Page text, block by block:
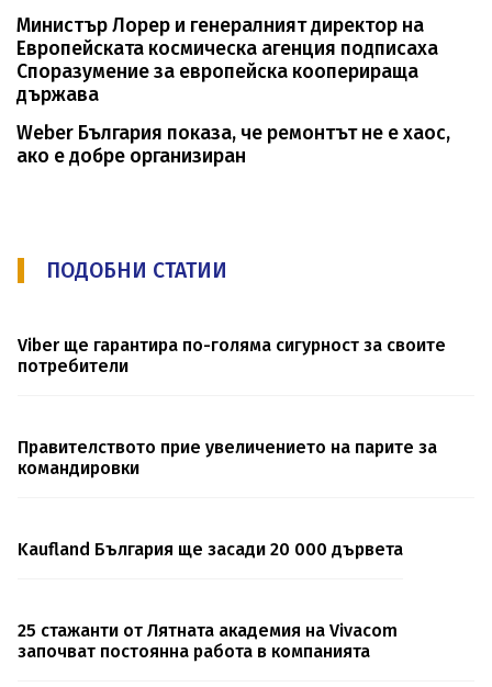
Министър Лорер и генералният директор на
Европейската космическа агенция подписаха
Споразумение за европейска кооперираща
държава
Weber България показа, че ремонтът не е хаос,
ако е добре организиран
ПОДОБНИ СТАТИИ
Viber ще гарантира по-голяма сигурност за своите
потребители
Правителството прие увеличението на парите за
командировки
Kaufland България ще засади 20 000 дървета
25 стажанти от Лятната академия на Vivacom
започват постоянна работа в компанията